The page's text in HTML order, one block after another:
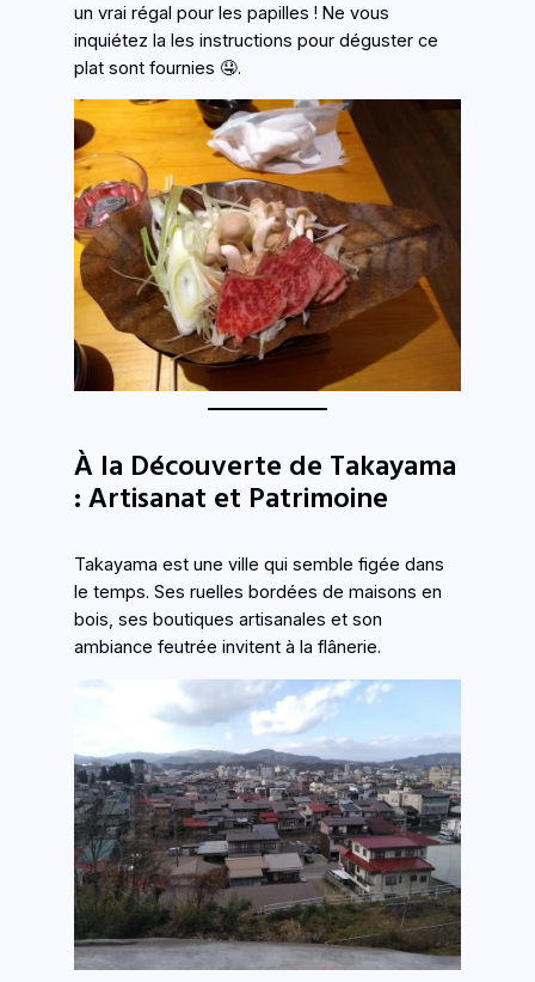
un vrai régal pour les papilles ! Ne vous
inquiétez la les instructions pour déguster ce
plat sont fournies 🤤.
À la Découverte de Takayama
: Artisanat et Patrimoine
Takayama est une ville qui semble figée dans
le temps. Ses ruelles bordées de maisons en
bois, ses boutiques artisanales et son
ambiance feutrée invitent à la flânerie.